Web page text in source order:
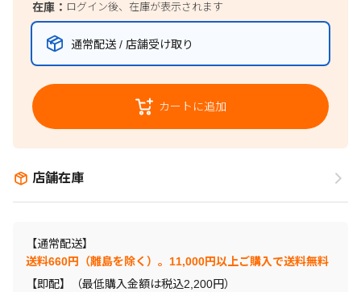
在庫： ログイン後、在庫が表示されます
通常配送 / 店舗受け取り
カートに追加
店舗在庫
【通常配送】
送料660円（離島を除く）。11,000円以上ご購入で送料無料
【即配】（最低購入金額は税込2,200円）